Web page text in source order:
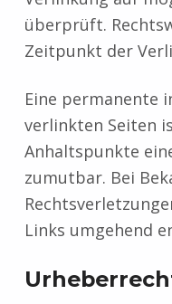
überprüft.
Zeitpunkt der
Eine permanente
verlinkten Seiten
Anhaltspunkte
zumutbar. Bei
Links umgehend